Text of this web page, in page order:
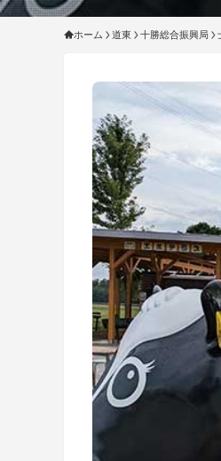
ホーム 道東 十勝総合振興局